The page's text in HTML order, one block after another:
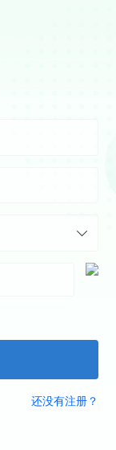
还没有注册？